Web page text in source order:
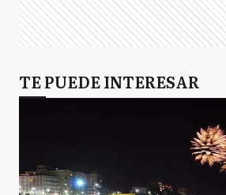
TE PUEDE INTERESAR